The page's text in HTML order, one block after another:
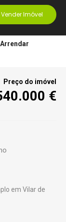
Vender Imóvel
Preço do imóvel
€
em Vilar de